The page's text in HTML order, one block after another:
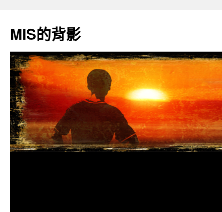
主
要
容
MIS的背影